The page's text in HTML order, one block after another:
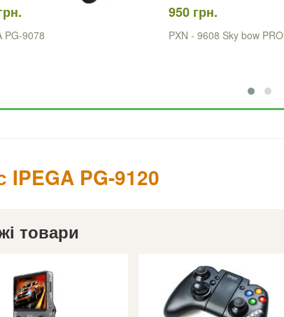
PG-9078
950 грн.
PXN - 9608 Sky bow PRO
IPEGA PG-9120
товари